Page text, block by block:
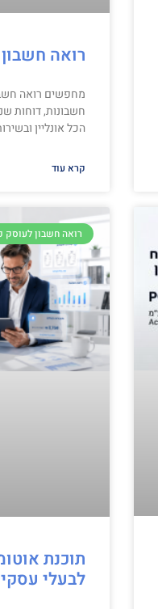
רואה חשבון
מחפשים רואה
חשבונות, דוחות
הכל אונליין
קרא עוד
רואה חשבון לעוסק
תוכנת
לבעלי